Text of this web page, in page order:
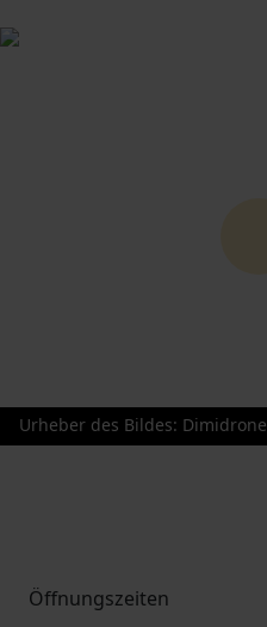
Urheber des Bildes: Dimidrone
Öffnungszeiten